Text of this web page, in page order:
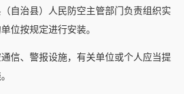
自治县）人民防空主管部门负责组织实
位按规定进行安装。
信、警报设施，有关单位或个人应当提